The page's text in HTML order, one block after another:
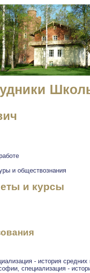
и обществознания
и курсы
- история средних
специализация -